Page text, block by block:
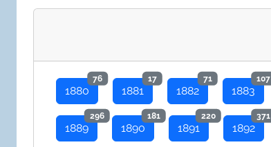
1880
76
1881
17
1882
71
1883
107
1889
296
1890
181
1891
220
1892
371